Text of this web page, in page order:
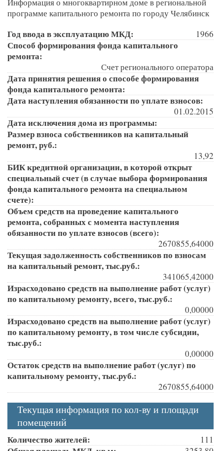
программе капитального ремонта по городу Челябинск
Год ввода в эксплуатацию МКД: 1966
Способ формирования фонда капитального
ремонта:
Счет регионального оператора
Дата принятия решения о способе формирования
фонда капитального ремонта:
Дата наступления обязанности по уплате взносов:
01.02.2015
Дата исключения дома из программы:
Размер взноса собственников на капитальный
ремонт, руб.:
13,92
БИК кредитной организации, в которой открыт
специальный счет (в случае выбора формирования
фонда капитального ремонта на специальном
счете):
Объем средств на проведение капитального
ремонта, собранных с момента наступления
обязанности по уплате взносов (всего):
2670855,64000
Текущая задолженность собственников по взносам
на капитальный ремонт, тыс.руб.:
341065,42000
Израсходовано средств на выполнение работ (услуг)
по капитальному ремонту, всего, тыс.руб.:
0,00000
Израсходовано средств на выполнение работ (услуг)
по капитальному ремонту, в том числе субсидии,
тыс.руб.:
0,00000
Остаток средств на выполнение работ (услуг) по
капитальному ремонту, тыс.руб.:
2670855,64000
Текущая информация по кол-ву и площади
помещений
Количество жителей: 111